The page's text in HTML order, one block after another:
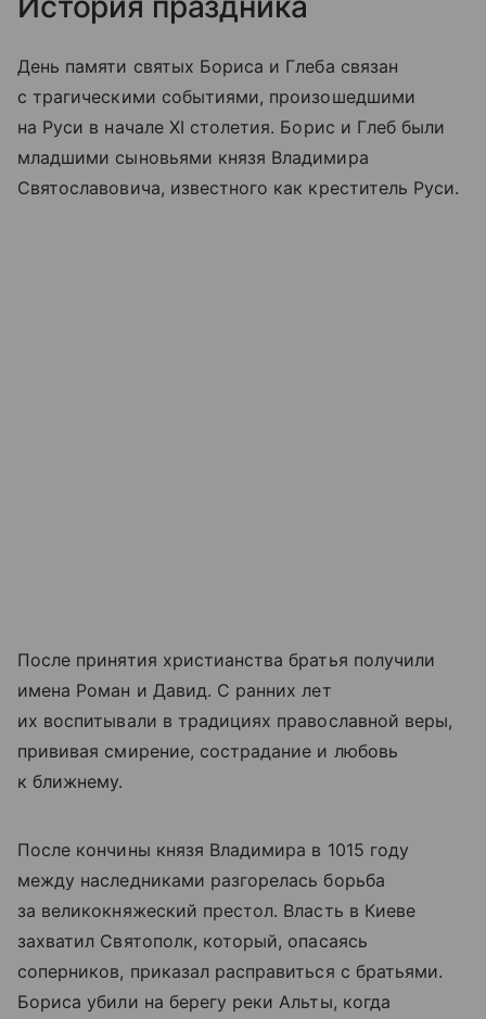
День памяти святых Бориса и Глеба связан
с трагическими событиями, произошедшими
на Руси в начале XI столетия. Борис и Глеб были
младшими сыновьями князя Владимира
Святославовича, известного как креститель Руси.
После принятия христианства братья получили
имена Роман и Давид. С ранних лет
их воспитывали в традициях православной веры,
прививая смирение, сострадание и любовь
к ближнему.
После кончины князя Владимира в 1015 году
между наследниками разгорелась борьба
за великокняжеский престол. Власть в Киеве
захватил Святополк, который, опасаясь
соперников, приказал расправиться с братьями.
Бориса убили на берегу реки Альты, когда